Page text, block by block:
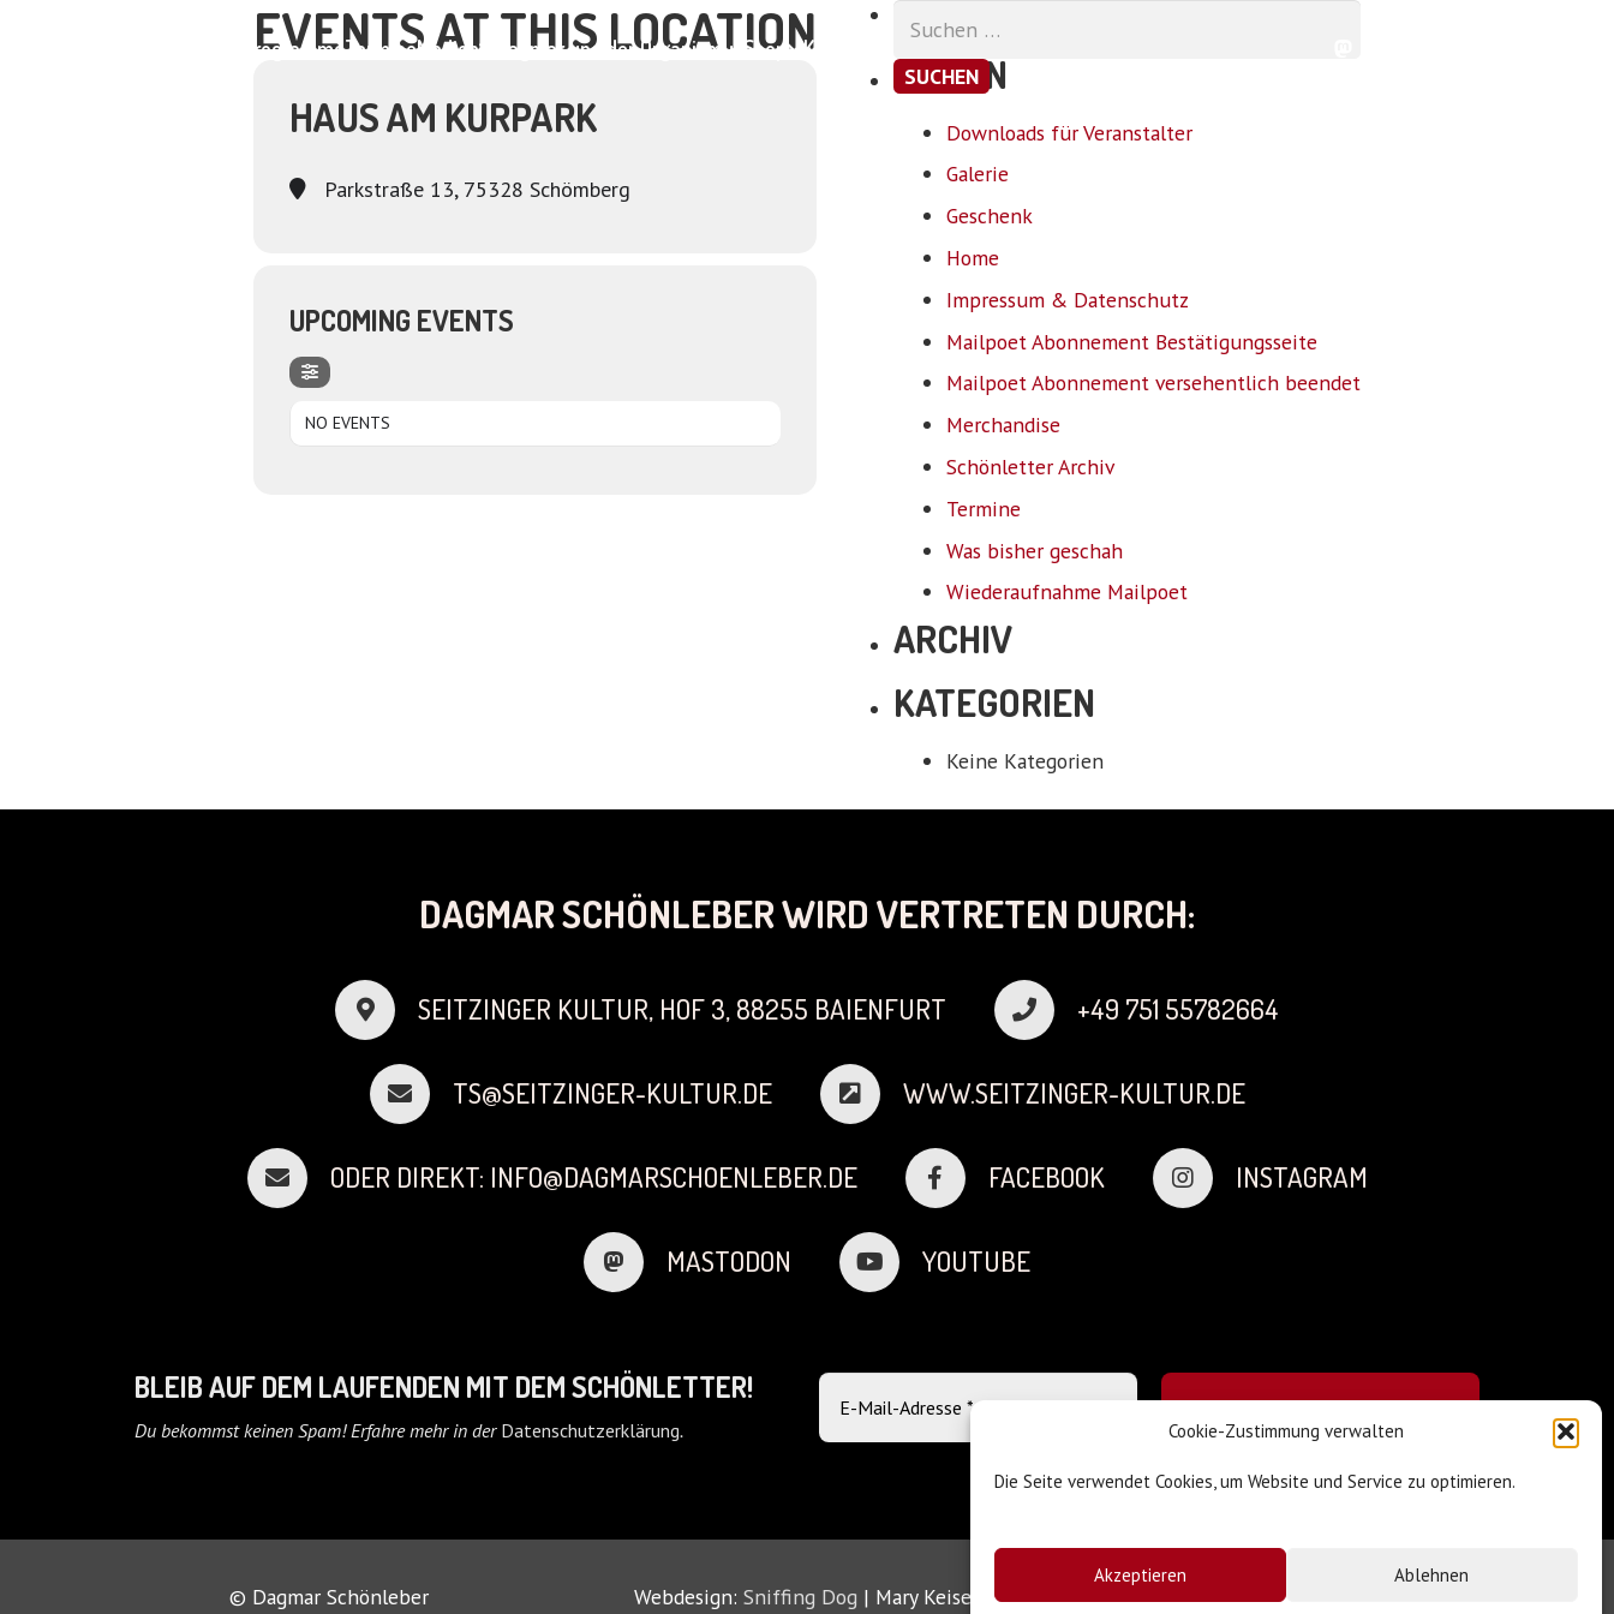
Cookie-Zustimmung verwalten
Die Seite verwendet Cookies, um Website und Service zu optimieren.
Akzeptieren Ablehnen
ProgrammeTermineMedien Dagmar und der Organismus Shop Kontakt
EVENTS AT THIS LOCATION
HAUS AM KURPARK
Parkstraße 13, 75328 Schömberg
UPCOMING EVENTS
NO EVENTS
nach:
SEITEN
Downloads für Veranstalter
Galerie
Geschenk
Home
Impressum & Datenschutz
Mailpoet Abonnement Bestätigungsseite
Mailpoet Abonnement versehentlich beendet
Merchandise
Schönletter Archiv
Termine
Was bisher geschah
Wiederaufnahme Mailpoet
ARCHIV
KATEGORIEN
Keine Kategorien
DAGMAR SCHÖNLEBER WIRD VERTRETEN DURCH:
SEITZINGER KULTUR, HOF 3, 88255 BAIENFURT +49 751 55782664
TS@SEITZINGER-KULTUR.DE WWW.SEITZINGER-KULTUR.DE
ODER DIREKT: INFO@DAGMARSCHOENLEBER.DE FACEBOOK INSTAGRAM
MASTODON YOUTUBE
BLEIB AUF DEM LAUFENDEN MIT DEM SCHÖNLETTER!
Du bekommst keinen Spam! Erfahre mehr in der Datenschutzerklärung.
© Dagmar Schönleber Webdesign:Sniffing Dog | Mary Keiser Impressum & Datenschutz